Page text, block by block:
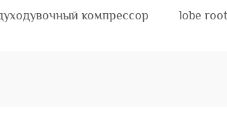
компрессор lobe